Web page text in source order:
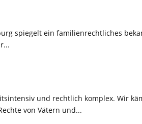
spiegelt ein familienrechtliches
und rechtlich komplex. Wir
von Vätern und...